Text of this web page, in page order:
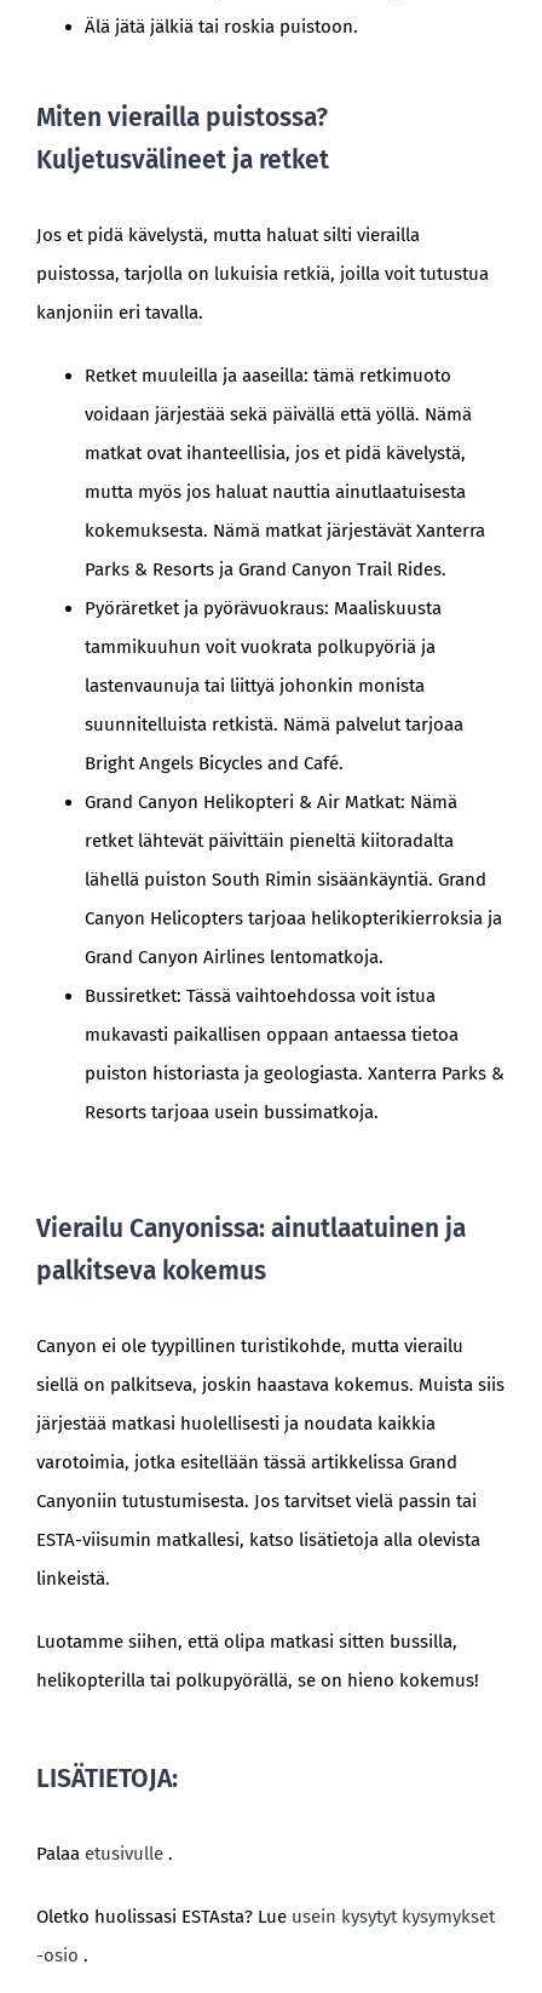
Älä jätä jälkiä tai roskia puistoon.
Miten vierailla puistossa?
Kuljetusvälineet ja retket
Jos et pidä kävelystä, mutta haluat silti vierailla
puistossa, tarjolla on lukuisia retkiä, joilla voit tutustua
kanjoniin eri tavalla.
Retket muuleilla ja aaseilla: tämä retkimuoto
voidaan järjestää sekä päivällä että yöllä. Nämä
matkat ovat ihanteellisia, jos et pidä kävelystä,
mutta myös jos haluat nauttia ainutlaatuisesta
kokemuksesta. Nämä matkat järjestävät Xanterra
Parks & Resorts ja Grand Canyon Trail Rides.
Pyöräretket ja pyörävuokraus: Maaliskuusta
tammikuuhun voit vuokrata polkupyöriä ja
lastenvaunuja tai liittyä johonkin monista
suunnitelluista retkistä. Nämä palvelut tarjoaa
Bright Angels Bicycles and Café.
Grand Canyon Helikopteri & Air Matkat: Nämä
retket lähtevät päivittäin pieneltä kiitoradalta
lähellä puiston South Rimin sisäänkäyntiä. Grand
Canyon Helicopters tarjoaa helikopterikierroksia ja
Grand Canyon Airlines lentomatkoja.
Bussiretket: Tässä vaihtoehdossa voit istua
mukavasti paikallisen oppaan antaessa tietoa
puiston historiasta ja geologiasta. Xanterra Parks &
Resorts tarjoaa usein bussimatkoja.
Vierailu Canyonissa: ainutlaatuinen ja
palkitseva kokemus
Canyon ei ole tyypillinen turistikohde, mutta vierailu
siellä on palkitseva, joskin haastava kokemus. Muista siis
järjestää matkasi huolellisesti ja noudata kaikkia
varotoimia, jotka esitellään tässä artikkelissa Grand
Canyoniin tutustumisesta. Jos tarvitset vielä passin tai
ESTA-viisumin matkallesi, katso lisätietoja alla olevista
linkeistä.
Luotamme siihen, että olipa matkasi sitten bussilla,
helikopterilla tai polkupyörällä, se on hieno kokemus!
LISÄTIETOJA:
Palaa etusivulle.
Oletko huolissasi ESTAsta? Lue usein kysytyt kysymykset
-osio .